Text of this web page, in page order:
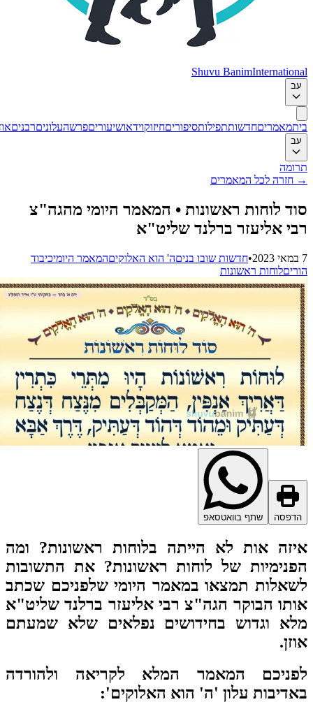
Shuvu Banim
מאמריםחדשותתפילותסיפוריםחיזוקוידאושיעוריםפרשהעלוניםרבניםאודות
חזרה לכל המאמרים
לוחות ראשונות • המאמר היומי מהגה"צ
אליעזר ברלנד שליט"א
•חדשות שובו בניםה' הוא האלוקיםהמאמר היומיכיבוד
לוחות ראשונות
שתף בוואטסאפ
אות לא הייתה בלוחות ראשונות? ומה
של לוחות ראשונות?את התשובות
תמצאו במאמר היומי שלפניכם שכתב
הבוקר הגה"צ רבי אליעזר ברלנד שליט"א
וגדוש בחידושים נפלאים שלא שמעתם
המאמר המלא לקריאה ולהורדה
עלון 'ה' הוא האלוקים':